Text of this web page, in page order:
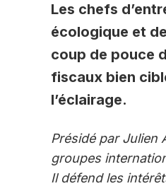
Les chefs
écologique et
coup de pouce
fiscaux bien
l’éclairage.
Présidé par Julien
groupes
Il défend les